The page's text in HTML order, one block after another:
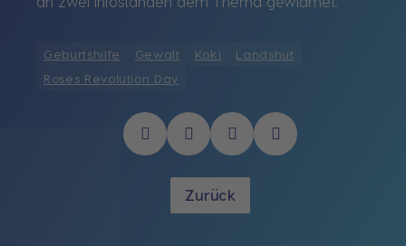
Geburtshilfe Gewalt Koki
Landshut
Roses Revolution Day
Zurück